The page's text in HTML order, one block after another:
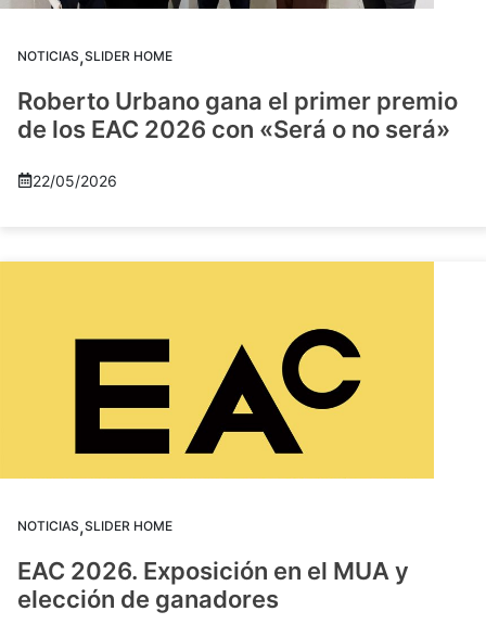
NOTICIAS,SLIDER HOME
Roberto Urbano gana el primer premio
de los EAC 2026 con «Será o no será»
22/05/2026
NOTICIAS,SLIDER HOME
EAC 2026. Exposición en el MUA y
elección de ganadores